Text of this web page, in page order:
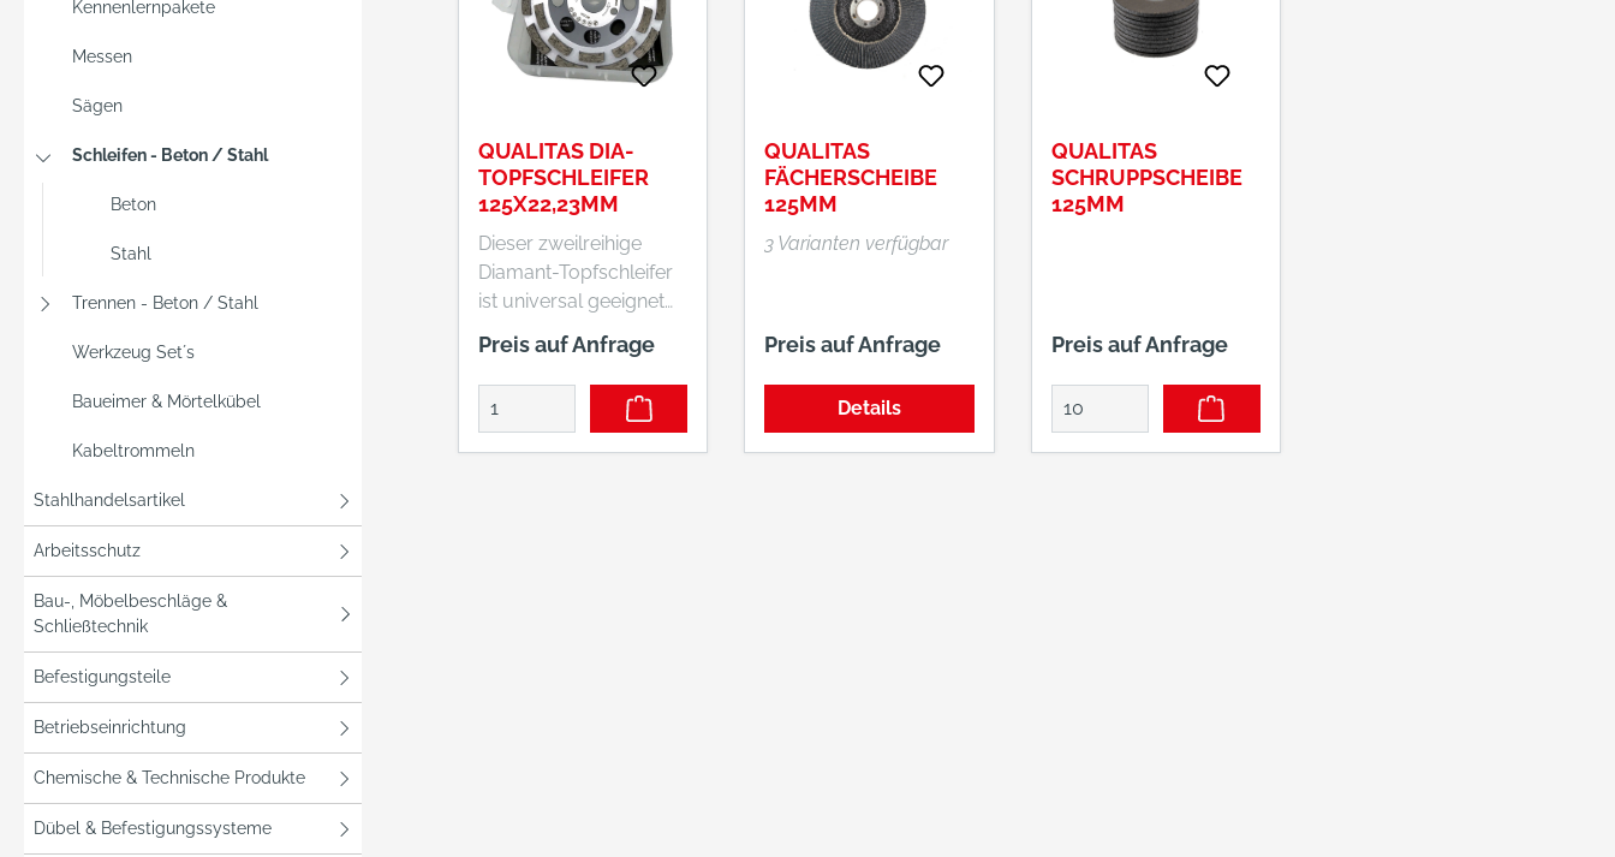
Kennenlernpakete
Messen
Sägen
Schleifen - Beton / Stahl
Beton
Stahl
Trennen - Beton / Stahl
Werkzeug Set´s
Baueimer & Mörtelkübel
Kabeltrommeln
Stahlhandelsartikel
Arbeitsschutz
Bau-, Möbelbeschläge &
Schließtechnik
Befestigungsteile
Betriebseinrichtung
Chemische & Technische Produkte
Dübel & Befestigungssysteme
QUALITAS DIA-
TOPFSCHLEIFER
125X22,23MM
Dieser zweilreihige
Diamant-Topfschleifer
ist universal geeignet
für Beton, Mauerwerk,
Ziegel, Estrich und
Fliesenkleber.
Preis auf Anfrage
QUALITAS
FÄCHERSCHEIBE
125MM
3 Varianten verfügbar
Preis auf Anfrage
Details
QUALITAS
SCHRUPPSCHEIBE
125MM
Preis auf Anfrage